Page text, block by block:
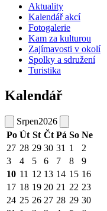
Aktuality
Kalendář akcí
Fotogalerie
Kam za kulturou
Zajímavosti v okolí
Spolky a sdružení
Turistika
Kalendář
Srpen2026
Po Út St Čt Pá So Ne
27 28 29 30 31 1
2
3
4 5 6 7 8
9
10 11 12 13 14 15 16
17 18 19 20 21 22 23
24 25 26 27 28 29 30